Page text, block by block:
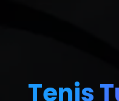
Tenis